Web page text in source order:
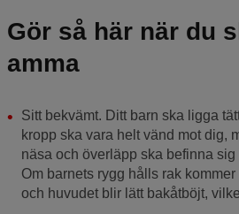
Gör så här när du
amma
Sitt bekvämt. Ditt barn ska ligga
kropp ska vara helt vänd mot dig,
näsa och överläpp ska befinna
Om barnets rygg hålls rak
och huvudet blir lätt bakåtböjt,